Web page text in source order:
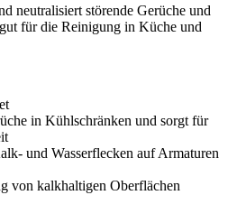
neutralisiert störende Gerüche und
für die Reinigung in Küche und
in Kühlschränken und sorgt für
und Wasserflecken auf Armaturen
von kalkhaltigen Oberflächen